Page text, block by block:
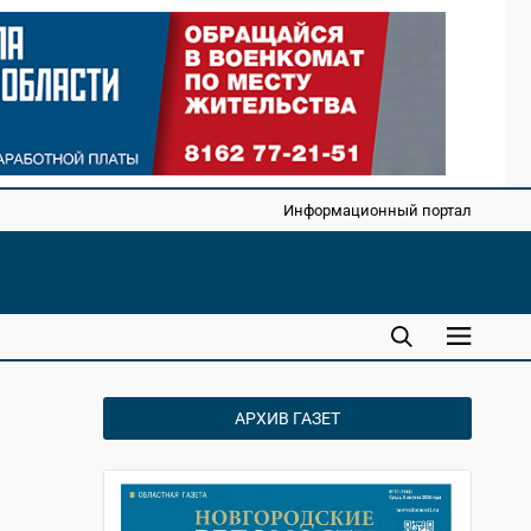
Информационный портал
АРХИВ ГАЗЕТ